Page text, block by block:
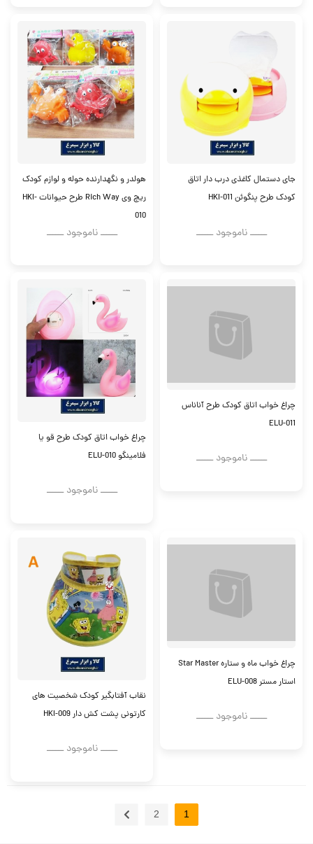
جای دستمال کاغذی درب دار اتاق
کودک طرح پنگوئن HKI-011
ــــــ ناموجود ــــــ
هولدر و نگهدارنده حوله و لوازم کودک
ریچ وی Rich Way طرح حیوانات HKI-
010
ــــــ ناموجود ــــــ
چراغ خواب اتاق کودک طرح آناناس
ELU-011
ــــــ ناموجود ــــــ
چراغ خواب اتاق کودک طرح قو یا
فلامینگو ELU-010
ــــــ ناموجود ــــــ
نقاب آفتابگیر کودک شخصیت های
کارتونی پشت کش دار HKI-009
ــــــ ناموجود ــــــ
1
2